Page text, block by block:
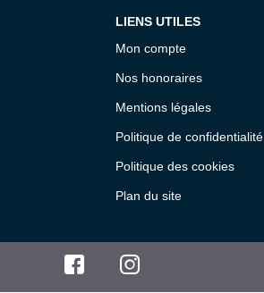
LIENS UTILES
Mon compte
Nos honoraires
Mentions légales
Politique de confidentialité
Politique des cookies
Plan du site